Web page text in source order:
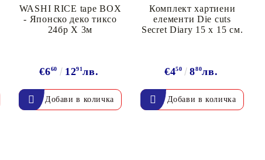
WASHI RICE tape BOX
- Японско деко тиксо
24бр Х 3м
€660 1291лв.
Комплект хартиени
елементи Die cuts
Secret Diary 15 х 15 см.
€450 880лв.